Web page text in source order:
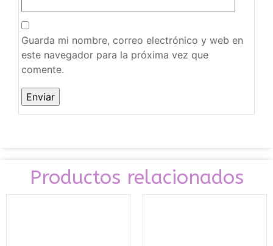
Guarda mi nombre, correo electrónico y web en
este navegador para la próxima vez que
comente.
Productos relacionados